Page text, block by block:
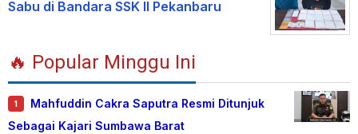
Sabu di Bandara SSK II Pekanbaru
🔥 Popular Minggu Ini
1
Mahfuddin Cakra Saputra Resmi Ditunjuk
Sebagai Kajari Sumbawa Barat